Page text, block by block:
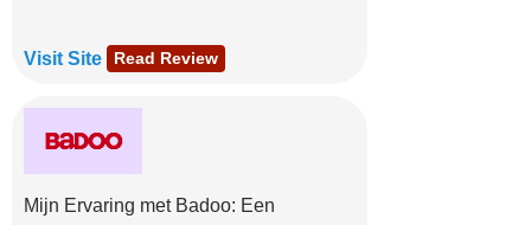
Visit Site Read Review
Mijn Ervaring met Badoo: Een